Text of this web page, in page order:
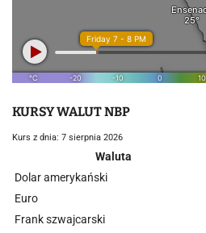
KURSY WALUT NBP
Kurs z dnia: 7 sierpnia 2026
Waluta
Dolar amerykański
Euro
Frank szwajcarski